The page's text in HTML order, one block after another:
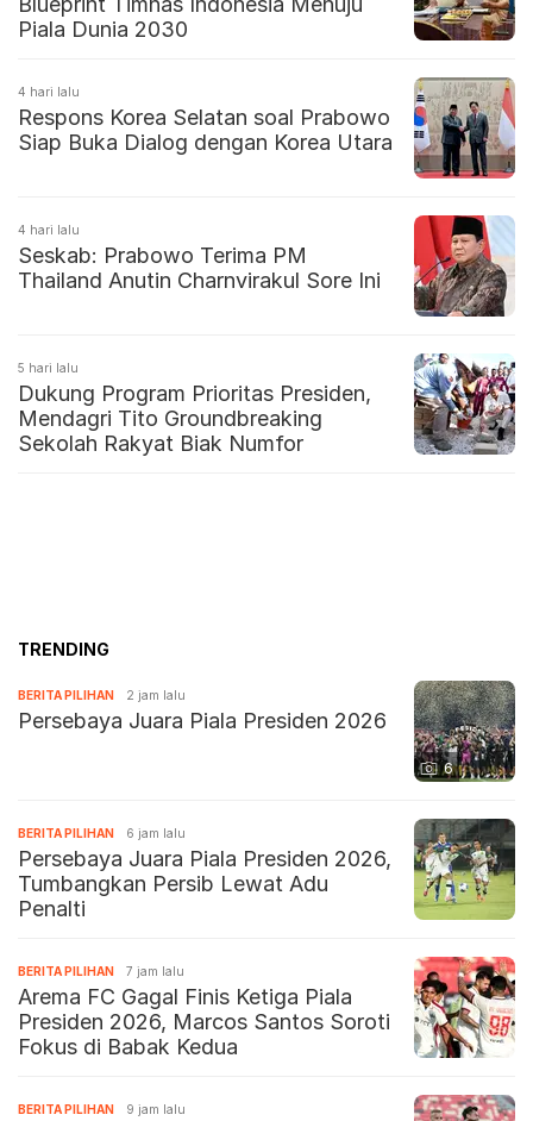
Piala Dunia 2030
4 hari lalu
Respons Korea Selatan soal Prabowo
Siap Buka Dialog dengan Korea Utara
4 hari lalu
Seskab: Prabowo Terima PM
Thailand Anutin Charnvirakul Sore Ini
5 hari lalu
Dukung Program Prioritas Presiden,
Mendagri Tito Groundbreaking
Sekolah Rakyat Biak Numfor
TRENDING
6
BERITA PILIHAN 2 jam lalu
Persebaya Juara Piala Presiden 2026
BERITA PILIHAN 6 jam lalu
Persebaya Juara Piala Presiden 2026,
Tumbangkan Persib Lewat Adu
Penalti
BERITA PILIHAN 7 jam lalu
Arema FC Gagal Finis Ketiga Piala
Presiden 2026, Marcos Santos Soroti
Fokus di Babak Kedua
BERITA PILIHAN 9 jam lalu